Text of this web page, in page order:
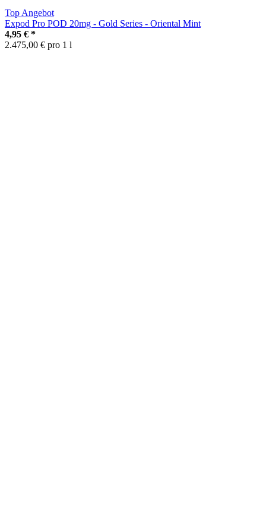
Top Angebot
Expod Pro POD 20mg - Gold Series - Oriental Mint
4,95 € *
2.475,00 € pro 1 l